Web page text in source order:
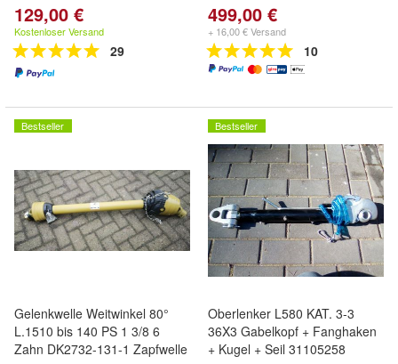
129,00 €
Kostenloser Versand
29
499,00 €
+ 16,00 € Versand
10
Bestseller
Gelenkwelle Weitwinkel 80°
L.1510 bis 140 PS 1 3/8 6
Zahn DK2732-131-1 Zapfwelle
Bestseller
Oberlenker L580 KAT. 3-3
36X3 Gabelkopf + Fanghaken
+ Kugel + Seil 31105258